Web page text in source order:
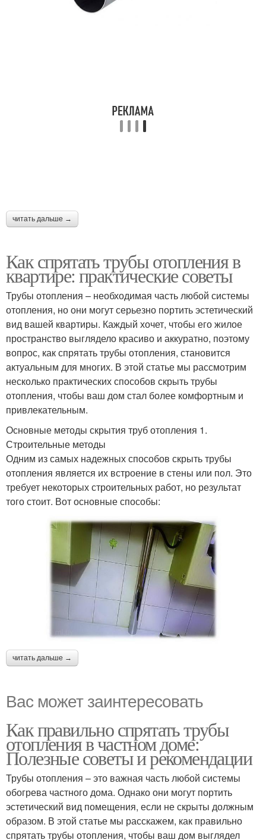
читать дальше →
Как спрятать трубы отопления в
квартире: практические советы
Трубы отопления – необходимая часть любой системы
отопления, но они могут серьезно портить эстетический
вид вашей квартиры. Каждый хочет, чтобы его жилое
пространство выглядело красиво и аккуратно, поэтому
вопрос, как спрятать трубы отопления, становится
актуальным для многих. В этой статье мы рассмотрим
несколько практических способов скрыть трубы
отопления, чтобы ваш дом стал более комфортным и
привлекательным.
Основные методы скрытия труб отопления 1.
Строительные методы
Одним из самых надежных способов скрыть трубы
отопления является их встроение в стены или пол. Это
требует некоторых строительных работ, но результат
того стоит. Вот основные способы:
читать дальше →
Вас может заинтересовать
Как правильно спрятать трубы
отопления в частном доме:
Полезные советы и рекомендации
Трубы отопления – это важная часть любой системы
обогрева частного дома. Однако они могут портить
эстетический вид помещения, если не скрыты должным
образом. В этой статье мы расскажем, как правильно
спрятать трубы отопления, чтобы ваш дом выглядел